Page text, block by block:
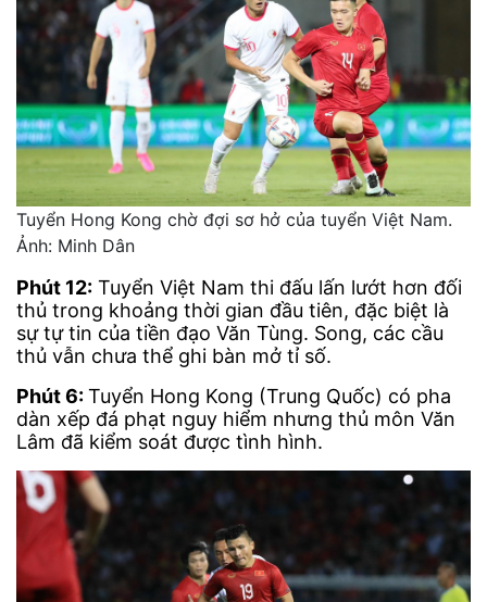
Tuyển Hong Kong chờ đợi sơ hở của tuyển Việt Nam.
Ảnh: Minh Dân
Phút 12: Tuyển Việt Nam thi đấu lấn lướt hơn đối
thủ trong khoảng thời gian đầu tiên, đặc biệt là
sự tự tin của tiền đạo Văn Tùng. Song, các cầu
thủ vẫn chưa thể ghi bàn mở tỉ số.
Phút 6:Tuyển Hong Kong (Trung Quốc) có pha
dàn xếp đá phạt nguy hiểm nhưng thủ môn Văn
Lâm đã kiểm soát được tình hình.